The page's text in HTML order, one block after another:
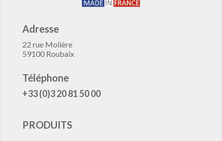
Adresse
22 rue Molière
59100 Roubaix
Téléphone
+33 (0)3 20 81 50 00
PRODUITS